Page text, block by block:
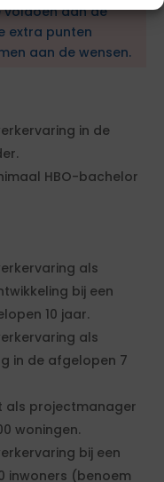
voldoen aan de
extra punten
aan de wensen.
in de
HBO-bachelor
als
bij een
10 jaar.
als
in de afgelopen 7
als projectmanager
woningen.
bij een
inwoners (benoem